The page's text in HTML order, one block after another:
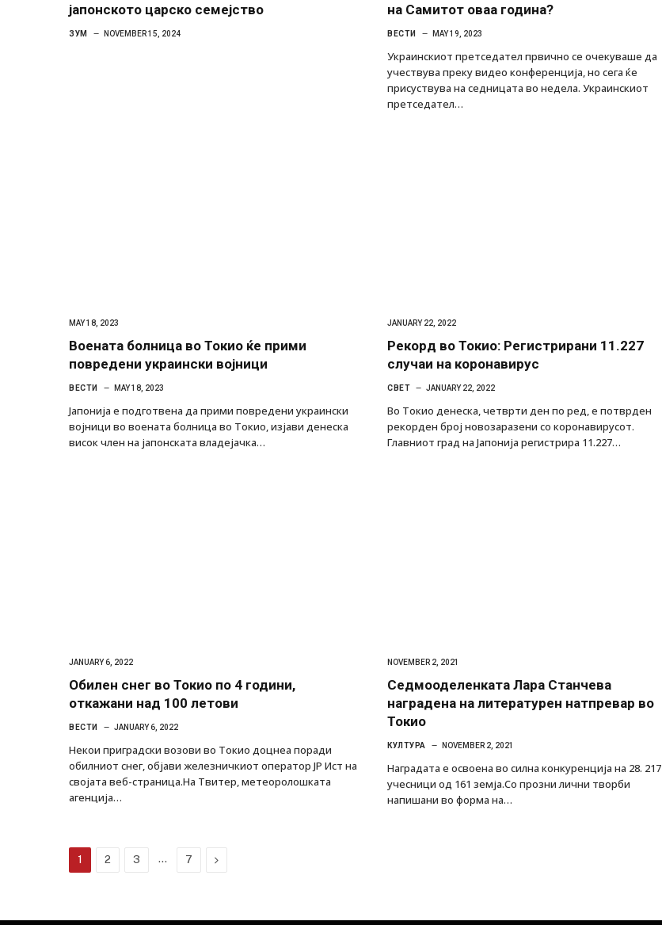
јапонското царско семејство
ЗУМ NOVEMBER 15, 2024
на Самитот оваа година?
ВЕСТИ MAY 19, 2023
Украинскиот претседател првично се очекуваше да
учествува преку видео конференција, но сега ќе
присуствува на седницата во недела. Украинскиот
претседател…
MAY 18, 2023
Воената болница во Токио ќе прими
повредени украински војници
ВЕСТИ MAY 18, 2023
Јапонија е подготвена да прими повредени украински
војници во воената болница во Токио, изјави денеска
висок член на јапонската владејачка…
JANUARY 22, 2022
Рекорд во Токио: Регистрирани 11.227
случаи на коронавирус
СВЕТ JANUARY 22, 2022
Во Токио денеска, четврти ден по ред, е потврден
рекорден број новозаразени со коронавирусот.
Главниот град на Јапонија регистрира 11.227…
JANUARY 6, 2022
Обилен снег во Токио по 4 години,
откажани над 100 летови
ВЕСТИ JANUARY 6, 2022
Некои приградски возови во Токио доцнеа поради
обилниот снег, објави железничкиот оператор ЈР Ист на
својата веб-страница.На Твитер, метеоролошката
агенција…
NOVEMBER 2, 2021
Седмооделенката Лара Станчева
наградена на литературен натпревар во
Токио
КУЛТУРА NOVEMBER 2, 2021
Наградата е освоена во силна конкуренција на 28. 217
учесници од 161 земја.Со прозни лични творби
напишани во форма на…
1 2 3 … 7 Next